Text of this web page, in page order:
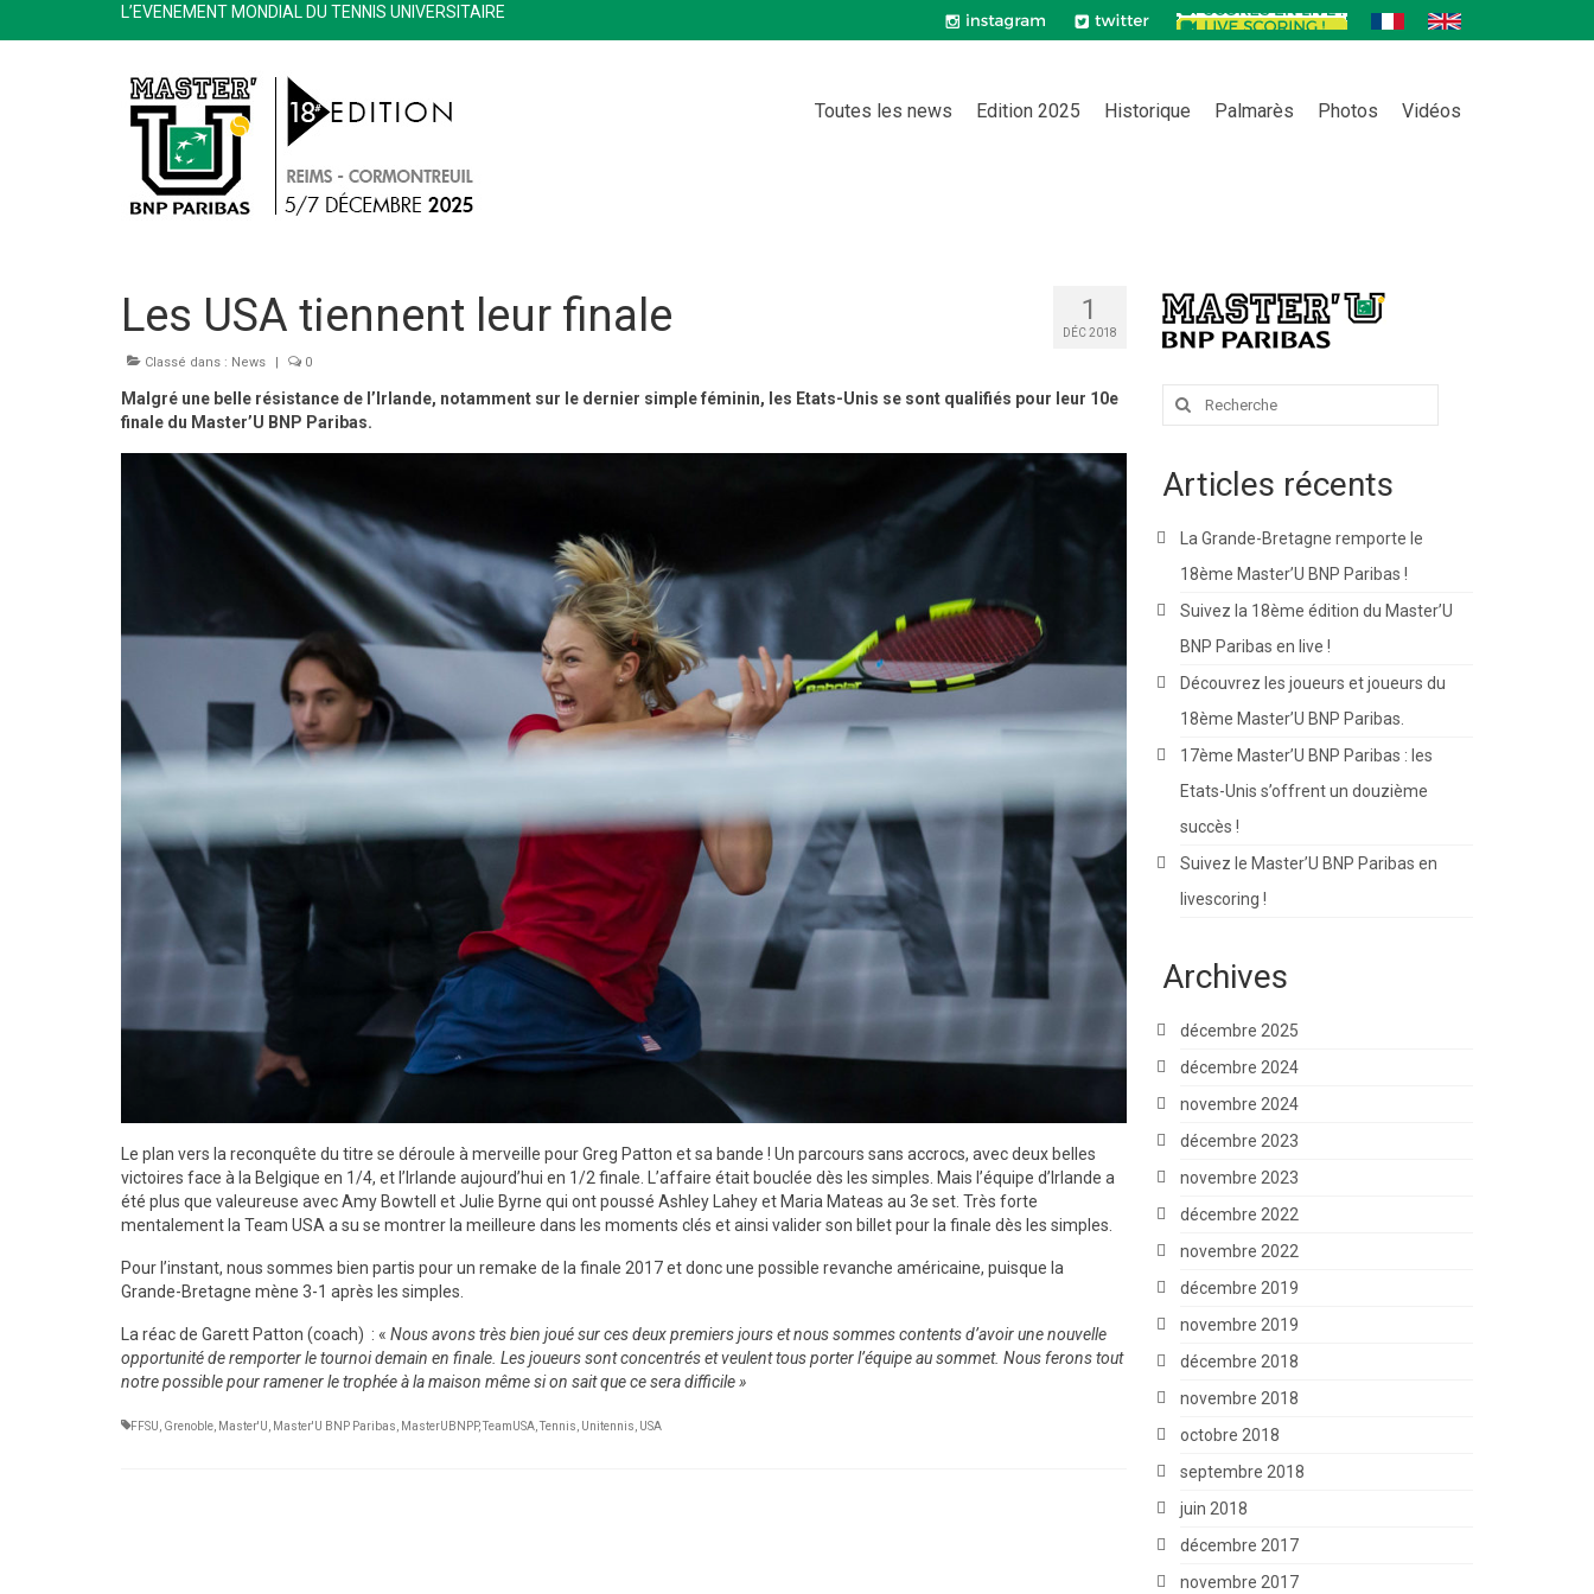
L’EVENEMENT MONDIAL DU TENNIS UNIVERSITAIRE
Toutes les news Edition 2025 Historique Palmarès Photos Vidéos
1
DÉC 2018
Les USA tiennent leur finale
Classé dans : News | 0
Malgré une belle résistance de l’Irlande, notamment sur le dernier simple féminin, les Etats-Unis se sont qualifiés pour leur 10e
finale du Master’U BNP Paribas.
Le plan vers la reconquête du titre se déroule à merveille pour Greg Patton et sa bande ! Un parcours sans accrocs, avec deux belles
victoires face à la Belgique en 1/4, et l’Irlande aujourd’hui en 1/2 finale. L’affaire était bouclée dès les simples. Mais l’équipe d’Irlande a
été plus que valeureuse avec Amy Bowtell et Julie Byrne qui ont poussé Ashley Lahey et Maria Mateas au 3e set. Très forte
mentalement la Team USA a su se montrer la meilleure dans les moments clés et ainsi valider son billet pour la finale dès les simples.
Pour l’instant, nous sommes bien partis pour un remake de la finale 2017 et donc une possible revanche américaine, puisque la
Grande-Bretagne mène 3-1 après les simples.
La réac de Garett Patton (coach) : « Nous avons très bien joué sur ces deux premiers jours et nous sommes contents d’avoir une nouvelle
opportunité de remporter le tournoi demain en finale. Les joueurs sont concentrés et veulent tous porter l’équipe au sommet. Nous ferons tout
notre possible pour ramener le trophée à la maison même si on sait que ce sera difficile »
FFSU, Grenoble, Master'U, Master'U BNP Paribas, MasterUBNPP,TeamUSA,Tennis, Unitennis, USA
Rechercher
Articles récents
La Grande-Bretagne remporte le
18ème Master’U BNP Paribas !
Suivez la 18ème édition du Master’U
BNP Paribas en live !
Découvrez les joueurs et joueurs du
18ème Master’U BNP Paribas.
17ème Master’U BNP Paribas : les
Etats-Unis s’offrent un douzième
succès !
Suivez le Master’U BNP Paribas en
livescoring !
Archives
décembre 2025
décembre 2024
novembre 2024
décembre 2023
novembre 2023
décembre 2022
novembre 2022
décembre 2019
novembre 2019
décembre 2018
novembre 2018
octobre 2018
septembre 2018
juin 2018
décembre 2017
novembre 2017